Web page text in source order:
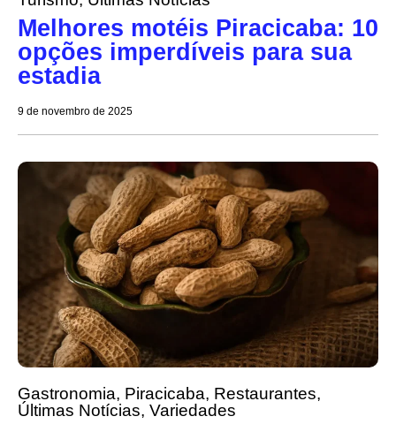
Melhores motéis Piracicaba: 10
opções imperdíveis para sua
estadia
9 de novembro de 2025
Gastronomia, Piracicaba, Restaurantes,
Últimas Notícias, Variedades